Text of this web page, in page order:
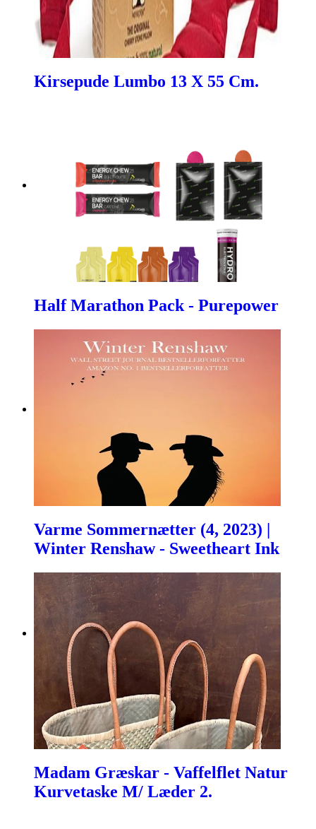
Kirsepude Lumbo 13 X 55 Cm.
Half Marathon Pack - Purepower
Varme Sommernætter (4, 2023) |
Winter Renshaw - Sweetheart Ink
Madam Græskar - Vaffelflet Natur
Kurvetaske M/ Læder 2.